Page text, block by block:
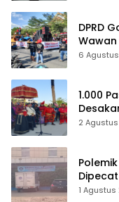
DPRD
6
1.000
2
1